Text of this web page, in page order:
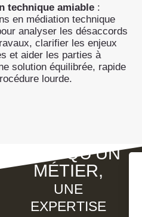
technique amiable :
en médiation technique
analyser les désaccords
clarifier les enjeux
et aider les parties à
solution équilibrée, rapide
lourde.
PLUS QU'UN
MÉTIER,
UNE
EXPERTISE